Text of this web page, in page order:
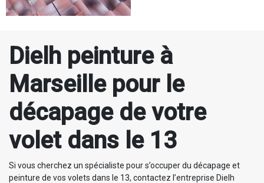
Dielh peinture à
Marseille pour le
décapage de votre
volet dans le 13
Si vous cherchez un spécialiste pour s’occuper du décapage et
peinture de vos volets dans le 13, contactez l’entreprise Dielh